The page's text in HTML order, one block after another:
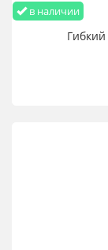
в наличии